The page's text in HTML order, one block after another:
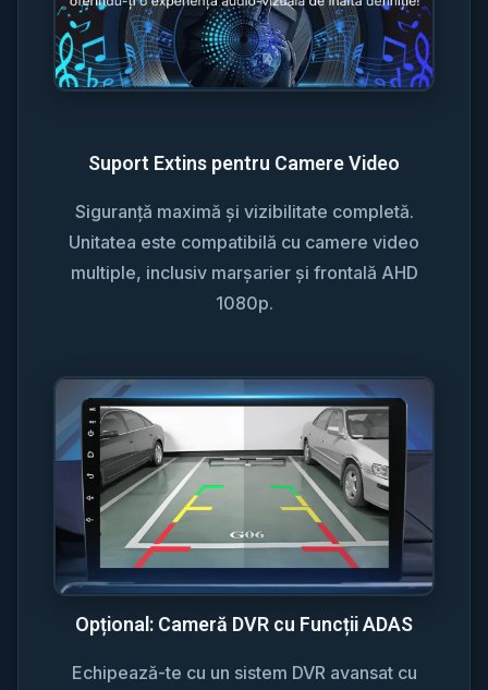
Suport Extins pentru Camere Video
Siguranță maximă și vizibilitate completă.
Unitatea este compatibilă cu camere video
multiple, inclusiv marșarier și frontală AHD
1080p.
Opțional: Cameră DVR cu Funcții ADAS
Echipează-te cu un sistem DVR avansat cu